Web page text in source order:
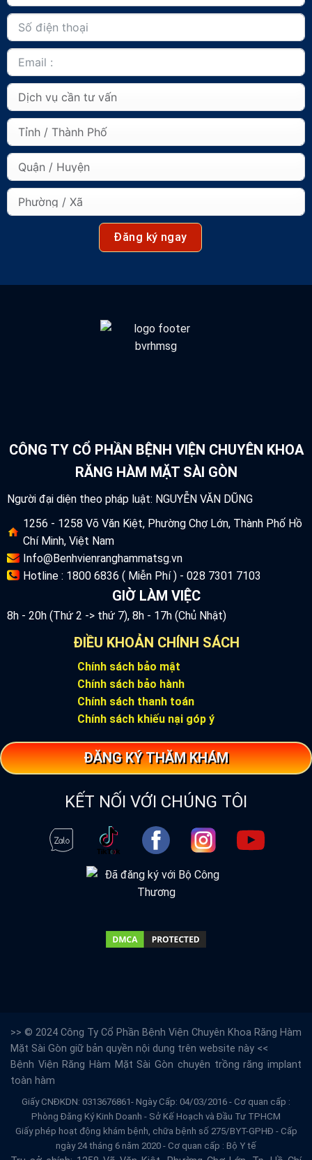
Đăng ký ngay
CÔNG TY CỔ PHẦN BỆNH VIỆN CHUYÊN KHOA
RĂNG HÀM MẶT SÀI GÒN
Người đại diện theo pháp luật: NGUYỄN VĂN DŨNG
1256 - 1258 Võ Văn Kiệt, Phường Chợ Lớn, Thành Phố Hồ
Chí Minh, Việt Nam
Info@Benhvienranghammatsg.vn
Hotline : 1800 6836 ( Miễn Phí ) - 028 7301 7103
GIỜ LÀM VIỆC
8h - 20h (Thứ 2 -> thứ 7), 8h - 17h (Chủ Nhật)
ĐIỀU KHOẢN CHÍNH SÁCH
Chính sách bảo mật
Chính sách bảo hành
Chính sách thanh toán
Chính sách khiếu nại góp ý
ĐĂNG KÝ THĂM KHÁM
KẾT NỐI VỚI CHÚNG TÔI
>> © 2024 Công Ty Cổ Phần Bệnh Viện Chuyên Khoa Răng Hàm
Mặt Sài Gòn giữ bản quyền nội dung trên website này <<
Bệnh Viện Răng Hàm Mặt Sài Gòn chuyên trồng răng implant
toàn hàm
Giấy CNĐKDN: 0313676861- Ngày Cấp: 04/03/2016 - Cơ quan cấp :
Phòng Đăng Ký Kinh Doanh - Sở Kế Hoạch và Đầu Tư TPHCM
Giấy phép hoạt động khám bệnh, chữa bệnh số 275/BYT-GPHĐ - Cấp
ngày 24 tháng 6 năm 2020 - Cơ quan cấp : Bộ Y tế